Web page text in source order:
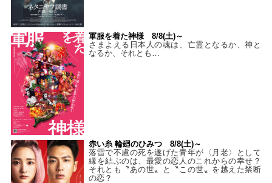
軍服を着た神様 8/8(土)～
さまよえる日本人の魂は、亡霊となるか、神と
なるか、それとも…
赤い糸 輪廻のひみつ 8/8(土)～
落雷で不慮の死を遂げた青年が〈月老〉として
縁を結ぶのは、最愛の恋人のこれからの幸せ？
それとも〝あの世〟と〝この世〟を越えた禁断
の恋？